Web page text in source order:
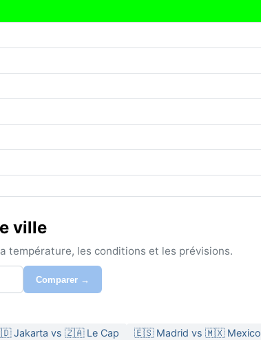
ville
température, les conditions et les prévisions.
Comparer →
Jakarta vs 🇿🇦 Le Cap
🇪🇸 Madrid vs 🇲🇽 Mexico